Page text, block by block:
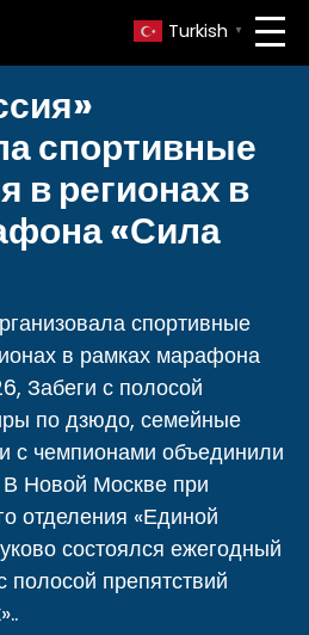
Turkish ▼
спортивные
в регионах в
«Сила
спортивные
в рамках марафона
Забеги с полосой
по дзюдо, семейные
с чемпионами объединили
В Новой Москве при
отделения «Единой
состоялся ежегодный
полосой препятствий